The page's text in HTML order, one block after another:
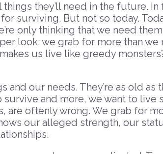
they’ll need in the future. In
surviving. But not so today.
only thinking that we need
look: we grab for more than we
us live like greedy
our needs. They’re as old as
and more, we want to live
are oftenly wrong. We grab for
our alleged strength, our